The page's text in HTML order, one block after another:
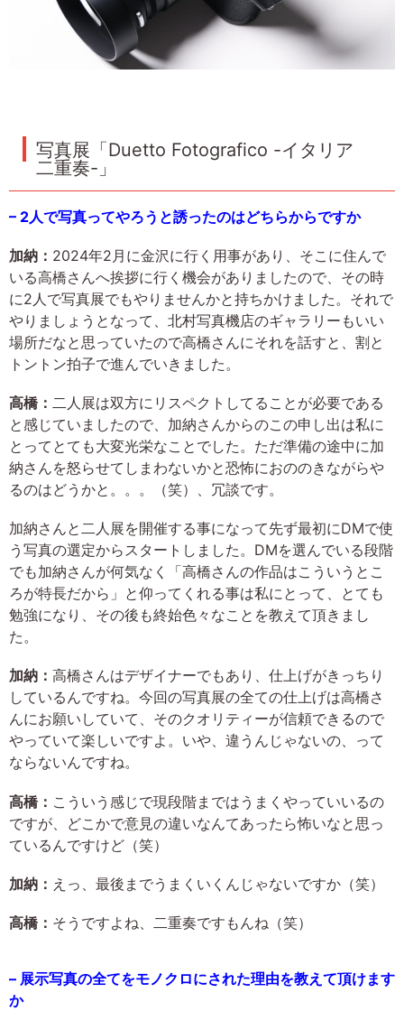
写真展「Duetto Fotografico -イタリア
二重奏-」
– 2人で写真ってやろうと誘ったのはどちらからですか
加納： 2024年2月に金沢に行く用事があり、そこに住んで
いる高橋さんへ挨拶に行く機会がありましたので、その時
に2人で写真展でもやりませんかと持ちかけました。それで
やりましょうとなって、北村写真機店のギャラリーもいい
場所だなと思っていたので高橋さんにそれを話すと、割と
トントン拍子で進んでいきました。
高橋： 二人展は双方にリスペクトしてることが必要である
と感じていましたので、加納さんからのこの申し出は私に
とってとても大変光栄なことでした。ただ準備の途中に加
納さんを怒らせてしまわないかと恐怖におののきながらや
るのはどうかと。。。（笑）、冗談です。
加納さんと二人展を開催する事になって先ず最初にDMで使
う写真の選定からスタートしました。DMを選んでいる段階
でも加納さんが何気なく「高橋さんの作品はこういうとこ
ろが特長だから」と仰ってくれる事は私にとって、とても
勉強になり、その後も終始色々なことを教えて頂きまし
た。
加納： 高橋さんはデザイナーでもあり、仕上げがきっちり
しているんですね。今回の写真展の全ての仕上げは高橋さ
んにお願いしていて、そのクオリティーが信頼できるので
やっていて楽しいですよ。いや、違うんじゃないの、って
ならないんですね。
高橋： こういう感じで現段階まではうまくやっていいるの
ですが、どこかで意見の違いなんてあったら怖いなと思っ
ているんですけど（笑）
加納： えっ、最後までうまくいくんじゃないですか（笑）
高橋： そうですよね、二重奏ですもんね（笑）
– 展示写真の全てをモノクロにされた理由を教えて頂けます
か